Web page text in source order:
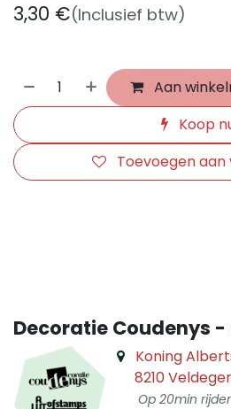
3,30 €(Inclusief btw)
Aan
Koop
Toevoegen aan
Decoratie Coudenys
Koning
8210
Op 20min